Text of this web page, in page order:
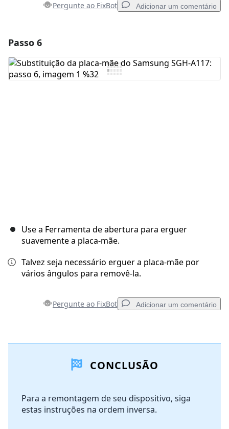
Pergunte ao FixBot Adicionar um comentário
Comentar
Passo 6
Use a Ferramenta de abertura para erguer
suavemente a placa-mãe.
Talvez seja necessário erguer a placa-mãe por
vários ângulos para removê-la.
Pergunte ao FixBot Adicionar um comentário
Cancelar Postar comentário
CONCLUSÃO
Para a remontagem de seu dispositivo, siga
estas instruções na ordem inversa.